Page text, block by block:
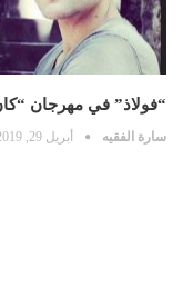
“فولاذ” في مهرجان
سارة الفقيه أبريل 29, 2019